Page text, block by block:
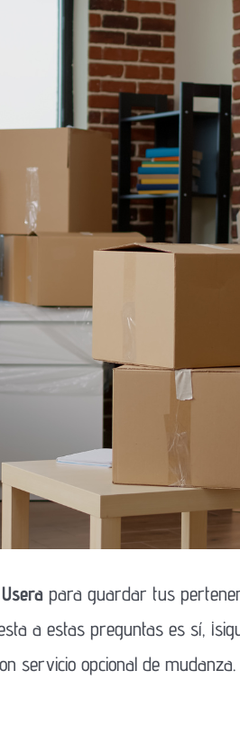
para guardar tus
a estas preguntas es sí,
servicio opcional de mudanza.